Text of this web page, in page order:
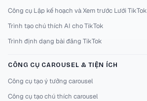
Công cụ Lập kế hoạch và Xem trước Lưới TikTok
Trình tạo chú thích AI cho TikTok
Trình định dạng bài đăng TikTok
CÔNG CỤ CAROUSEL & TIỆN ÍCH
Công cụ tạo ý tưởng carousel
Công cụ tạo chú thích carousel